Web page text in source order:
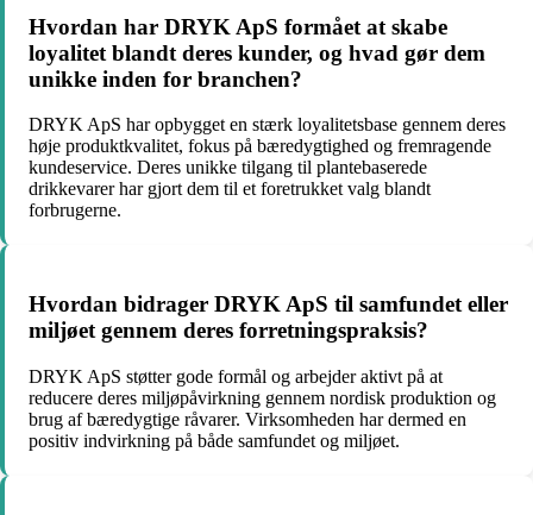
Hvordan har DRYK ApS formået at skabe
loyalitet blandt deres kunder, og hvad gør dem
unikke inden for branchen?
DRYK ApS har opbygget en stærk loyalitetsbase gennem deres
høje produktkvalitet, fokus på bæredygtighed og fremragende
kundeservice. Deres unikke tilgang til plantebaserede
drikkevarer har gjort dem til et foretrukket valg blandt
forbrugerne.
Hvordan bidrager DRYK ApS til samfundet eller
miljøet gennem deres forretningspraksis?
DRYK ApS støtter gode formål og arbejder aktivt på at
reducere deres miljøpåvirkning gennem nordisk produktion og
brug af bæredygtige råvarer. Virksomheden har dermed en
positiv indvirkning på både samfundet og miljøet.